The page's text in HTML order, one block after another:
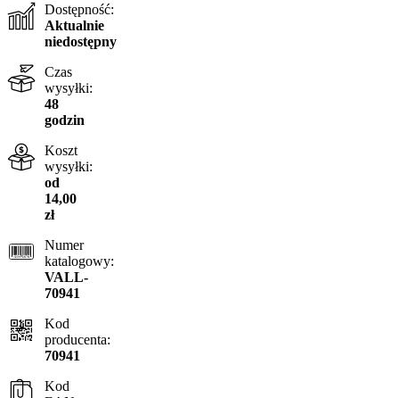
Dostępność:
Aktualnie
niedostępny
Czas
wysyłki:
48
godzin
Koszt
wysyłki:
od
14,00
zł
Numer
katalogowy:
VALL-
70941
Kod
producenta:
70941
Kod